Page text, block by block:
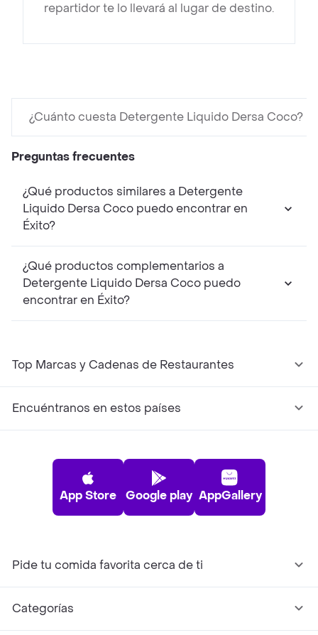
repartidor te lo llevará al lugar de destino.
¿Cuánto cuesta Detergente Liquido Dersa Coco?
Preguntas frecuentes
¿Qué productos similares a Detergente
Liquido Dersa Coco puedo encontrar en
Éxito?
¿Qué productos complementarios a
Detergente Liquido Dersa Coco puedo
encontrar en Éxito?
Top Marcas y Cadenas de Restaurantes
Encuéntranos en estos países
App Store Google play AppGallery
Pide tu comida favorita cerca de ti
Categorías